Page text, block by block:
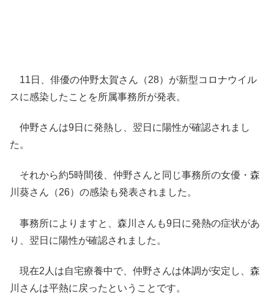
11日、俳優の仲野太賀さん（28）が新型コロナウイル
スに感染したことを所属事務所が発表。
仲野さんは9日に発熱し、翌日に陽性が確認されまし
た。
それから約5時間後、仲野さんと同じ事務所の女優・森
川葵さん（26）の感染も発表されました。
事務所によりますと、森川さんも9日に発熱の症状があ
り、翌日に陽性が確認されました。
現在2人は自宅療養中で、仲野さんは体調が安定し、森
川さんは平熱に戻ったということです。